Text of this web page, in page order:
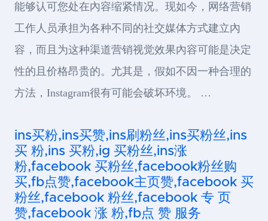
能够认可您处在內容缩紧情况。现如今，网络营销
工作人员承担为各种不同的社交媒体方式建立內
容，而且为这种渠道营销视觉效果內容可能是决定
性的且价格昂贵的。尤其是，假如不因一种合理的
方法，Instagram很有可能会破坏环境。 …
ins买粉,ins买赞,ins刷粉丝,ins买粉丝,ins
买 粉,ins 买粉,ig 买粉丝,ins涨
粉,facebook 买粉丝,facebook粉丝购
买,fb点赞,facebook主页赞,facebook 买
粉丝,facebook 粉丝,facebook 专 页
赞,facebook 涨 粉,fb点 赞 服务